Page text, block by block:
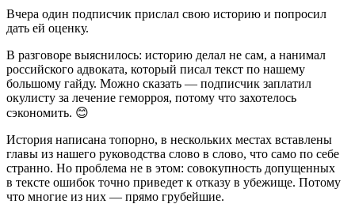
Вчера один подписчик прислал свою историю и попросил
дать ей оценку.
В разговоре выяснилось: историю делал не сам, а нанимал
российского адвоката, который писал текст по нашему
большому гайду. Можно сказать — подписчик заплатил
окулисту за лечение геморроя, потому что захотелось
сэкономить. 😊
История написана топорно, в нескольких местах вставлены
главы из нашего руководства слово в слово, что само по себе
странно. Но проблема не в этом: совокупность допущенных
в тексте ошибок точно приведет к отказу в убежище. Потому
что многие из них — прямо грубейшие.